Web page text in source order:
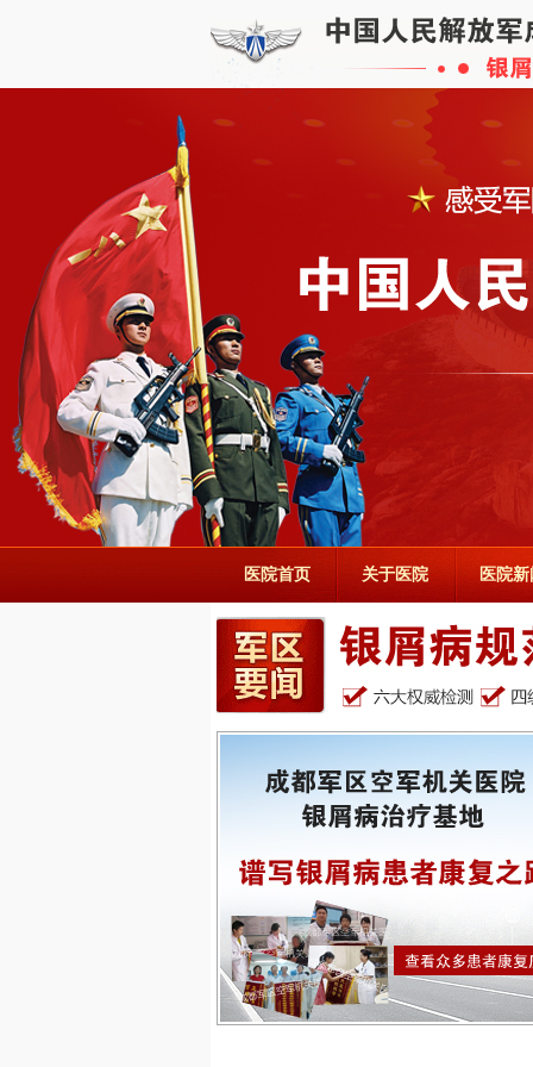
医院首页 关于医院 医院新